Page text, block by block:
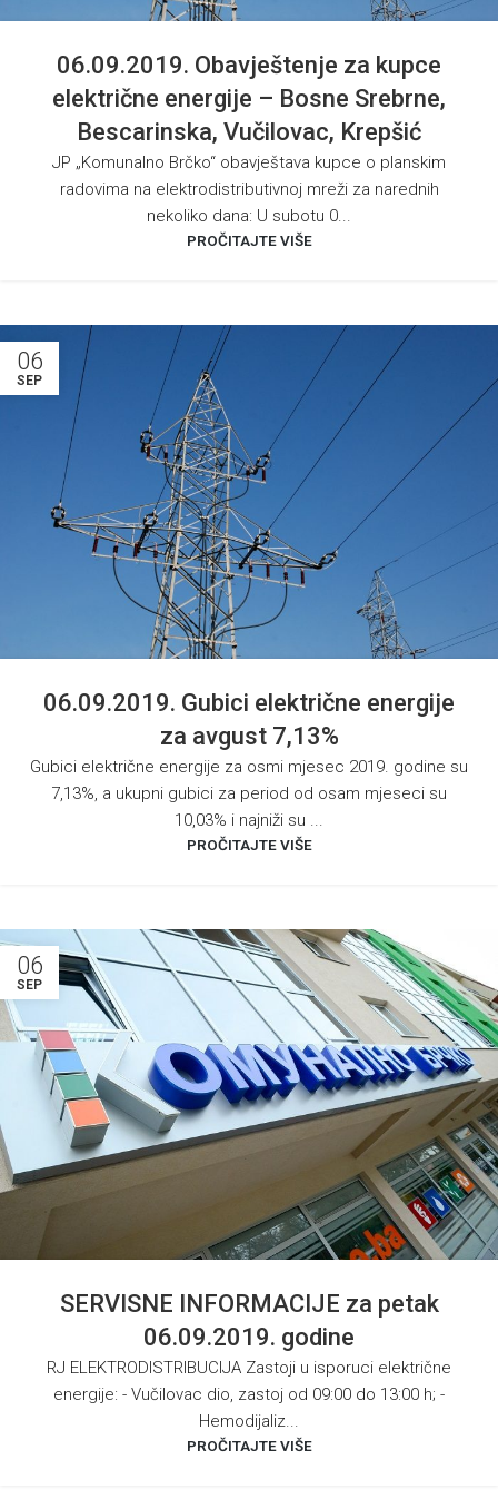
06.09.2019. Obavještenje za kupce
električne energije – Bosne Srebrne,
Bescarinska, Vučilovac, Krepšić
JP „Komunalno Brčko“ obavještava kupce o planskim
radovima na elektrodistributivnoj mreži za narednih
nekoliko dana: U subotu 0...
PROČITAJTE VIŠE
06
SEP
06.09.2019. Gubici električne energije
za avgust 7,13%
Gubici električne energije za osmi mjesec 2019. godine su
7,13%, a ukupni gubici za period od osam mjeseci su
10,03% i najniži su ...
PROČITAJTE VIŠE
06
SEP
SERVISNE INFORMACIJE za petak
06.09.2019. godine
RJ ELEKTRODISTRIBUCIJA Zastoji u isporuci električne
energije: - Vučilovac dio, zastoj od 09:00 do 13:00 h; -
Hemodijaliz...
PROČITAJTE VIŠE